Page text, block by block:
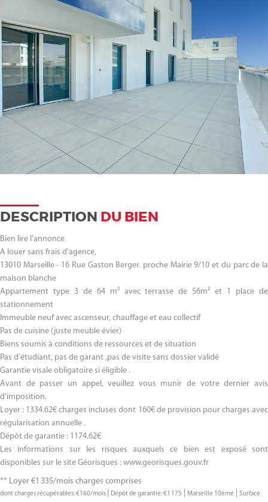
DESCRIPTION DU BIEN
Bien lire l'annonce
A louer sans frais d'agence,
13010 Marseille - 16 Rue Gaston Berger. proche Mairie 9/10 et du parc de la
maison blanche
Appartement type 3 de 64 m² avec terrasse de 56m² et 1 place de
stationnement
Immeuble neuf avec ascenseur, chauffage et eau collectif
Pas de cuisine (juste meuble évier)
Biens soumis à conditions de ressources et de situation
Pas d'étudiant, pas de garant ,pas de visite sans dossier validé
Garantie visale obligatoire si éligible .
Avant de passer un appel, veuillez vous munir de votre dernier avis
d'imposition.
Loyer : 1334.62€ charges incluses dont 160€ de provision pour charges avec
régularisation annuelle .
Dépôt de garantie : 1174.62€
Les informations sur les risques auxquels ce bien est exposé sont
disponibles sur le site Géorisques : www.georisques.gouv.fr
** Loyer €1 335/mois charges comprises
dont charges récupérables: €160/mois Dépôt de garantie: €1 175 Marseille 10ème
Surface